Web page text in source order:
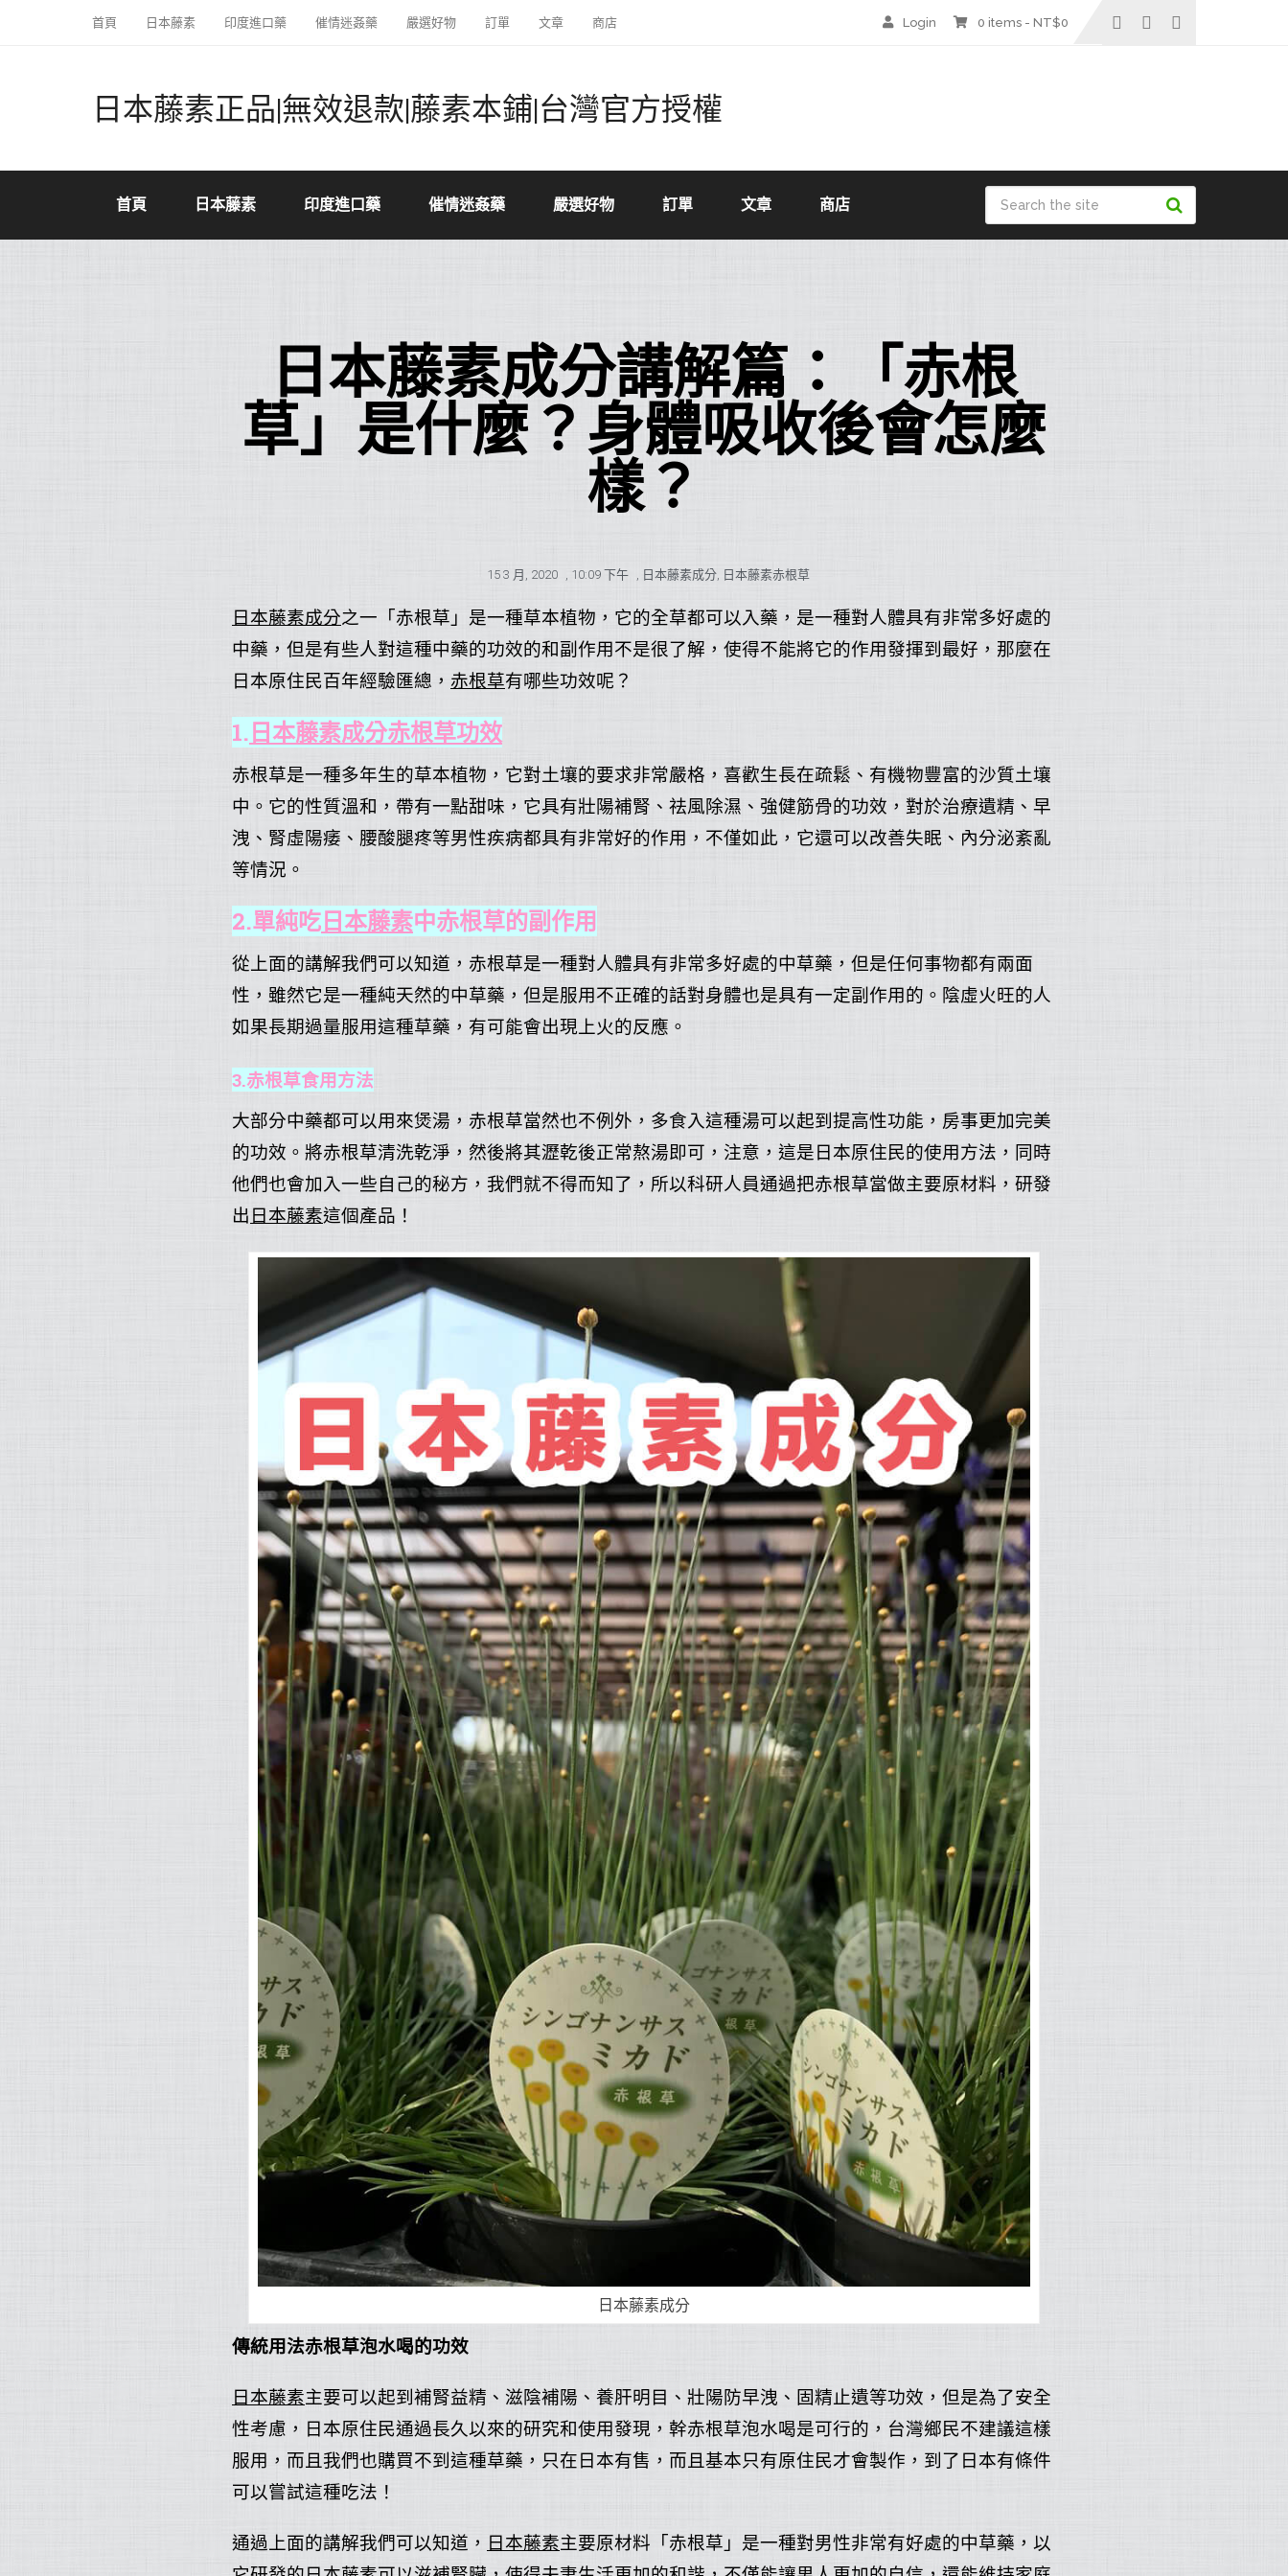
首頁 日本藤素 印度進口藥 催情迷姦藥 嚴選好物 訂單 文章 商店 Login 0 items - NT$0
日本藤素正品|無效退款|藤素本鋪|台灣官方授權
首頁 日本藤素 印度進口藥 催情迷姦藥 嚴選好物 訂單 文章 商店
日本藤素成分講解篇：「赤根
草」是什麼？身體吸收後會怎麼
樣？
15 3 月, 2020 , 10:09 下午 , 日本藤素成分, 日本藤素赤根草
日本藤素成分之一「赤根草」是一種草本植物，它的全草都可以入藥，是一種對人體具有非常多好處的
中藥，但是有些人對這種中藥的功效的和副作用不是很了解，使得不能將它的作用發揮到最好，那麼在
日本原住民百年經驗匯總， 赤根草有哪些功效呢？
1.日本藤素成分赤根草功效
赤根草是一種多年生的草本植物，它對土壤的要求非常嚴格，喜歡生長在疏鬆、有機物豐富的沙質土壤
中。它的性質溫和，帶有一點甜味，它具有壯陽補腎、祛風除濕、強健筋骨的功效，對於治療遺精、早
洩、腎虛陽痿、腰酸腿疼等男性疾病都具有非常好的作用，不僅如此，它還可以改善失眠、內分泌紊亂
等情況。
2.單純吃日本藤素中赤根草的副作用
從上面的講解我們可以知道，赤根草是一種對人體具有非常多好處的中草藥，但是任何事物都有兩面
性，雖然它是一種純天然的中草藥，但是服用不正確的話對身體也是具有一定副作用的。陰虛火旺的人
如果長期過量服用這種草藥，有可能會出現上火的反應。
3.赤根草食用方法
大部分中藥都可以用來煲湯，赤根草當然也不例外，多食入這種湯可以起到提高性功能，房事更加完美
的功效。將赤根草清洗乾淨，然後將其瀝乾後正常熬湯即可，注意，這是日本原住民的使用方法，同時
他們也會加入一些自己的秘方，我們就不得而知了，所以科研人員通過把赤根草當做主要原材料，研發
出 日本藤素這個產品！
日本藤素成分
傳統用法赤根草泡水喝的功效
日本藤素主要可以起到補腎益精、滋陰補陽、養肝明目、壯陽防早洩、固精止遺等功效，但是為了安全
性考慮，日本原住民通過長久以來的研究和使用發現，幹赤根草泡水喝是可行的，台灣鄉民不建議這樣
服用，而且我們也購買不到這種草藥，只在日本有售，而且基本只有原住民才會製作，到了日本有條件
可以嘗試這種吃法！
通過上面的講解我們可以知道， 日本藤素主要原材料「赤根草」是一種對男性非常有好處的中草藥，以